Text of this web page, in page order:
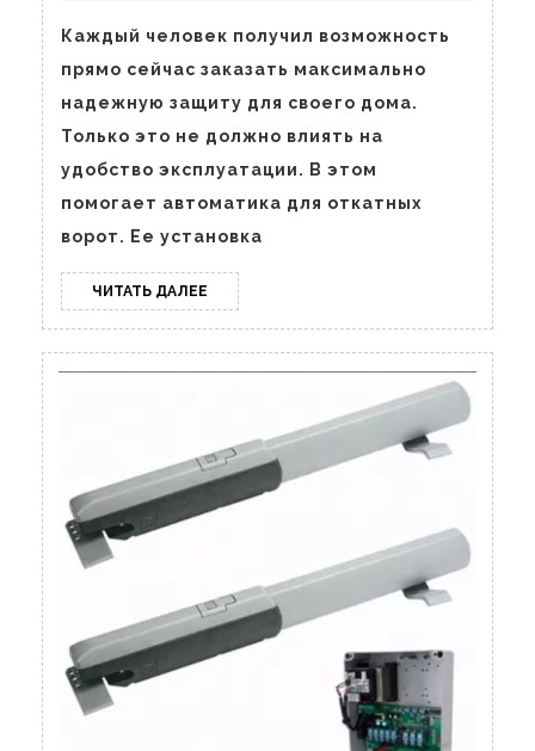
откатных
ворот?
Каждый человек получил возможность
прямо сейчас заказать максимально
надежную защиту для своего дома.
Только это не должно влиять на
удобство эксплуатации. В этом
помогает автоматика для откатных
ворот. Ее установка
ЧИТАТЬ ДАЛЕЕ ЧИТАТЬ
ДАЛЕЕ